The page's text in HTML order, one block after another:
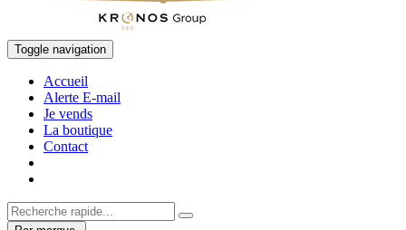
Toggle navigation
Accueil
Alerte E-mail
Je vends
La boutique
Contact